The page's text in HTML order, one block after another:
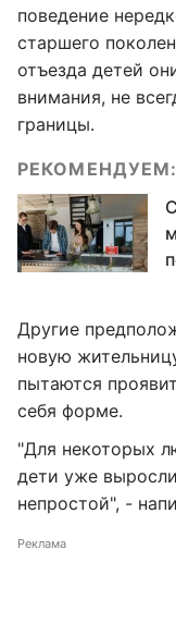
поведение
старшего
отъезда детей
внимания, не
границы.
РЕКОМЕНДУЕМ:
Другие
новую
пытаются
себя форме.
"Для некоторых
дети уже
непростой", -
Реклама